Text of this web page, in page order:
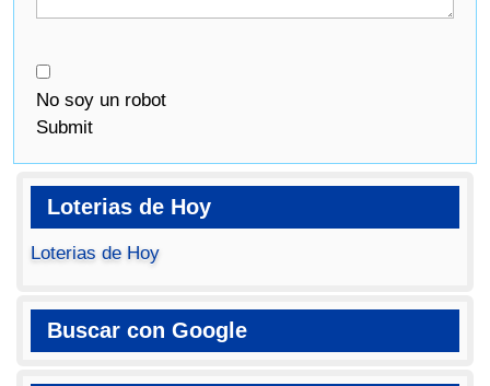
No soy un robot
Submit
Loterias de Hoy
Loterias de Hoy
Buscar con Google